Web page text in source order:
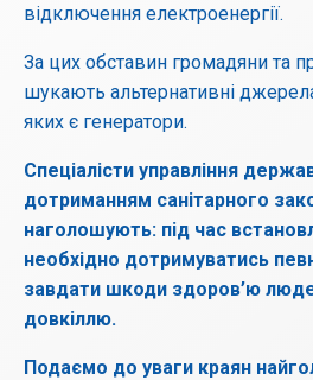
відключення електроенергії.
За цих обставин громадяни та
шукають альтернативні
яких є генератори.
Спеціалісти управління
дотриманням санітарного
наголошують: під час
необхідно дотримуватись
завдати шкоди здоров’ю
довкіллю.
Подаємо до уваги краян